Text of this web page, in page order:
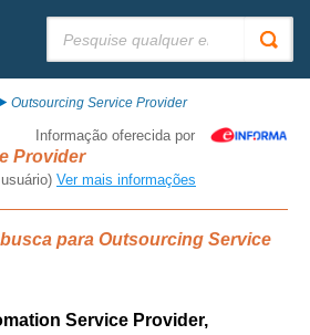
Outsourcing Service Provider
Informação oferecida por
Provider
Ver mais informações
para Outsourcing Service
Service Provider,